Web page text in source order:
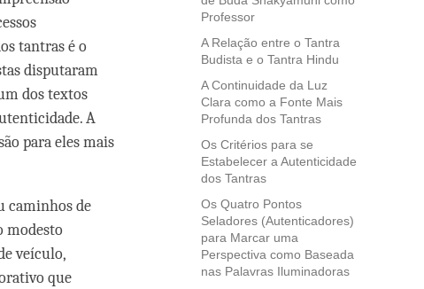
Professor
A Relação entre o Tantra
Budista e o Tantra Hindu
A Continuidade da Luz
Clara como a Fonte Mais
Profunda dos Tantras
Os Critérios para se
Estabelecer a Autenticidade
dos Tantras
Os Quatro Pontos
Seladores (Autenticadores)
para Marcar uma
Perspectiva como Baseada
nas Palavras Iluminadoras
tantras é o
disputaram
dos textos
A
para eles mais
caminhos de
modesto
veículo,
que